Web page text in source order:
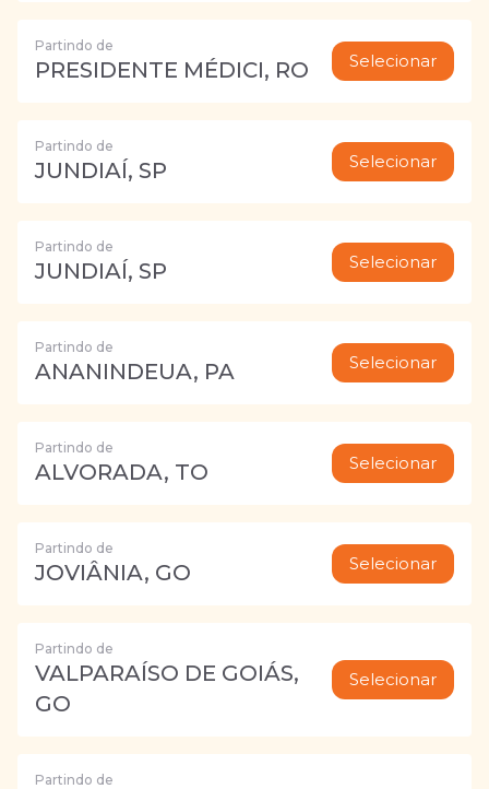
Partindo de
PRESIDENTE MÉDICI, RO Selecionar
Partindo de
JUNDIAÍ, SP Selecionar
Partindo de
JUNDIAÍ, SP Selecionar
Partindo de
ANANINDEUA, PA Selecionar
Partindo de
ALVORADA, TO Selecionar
Partindo de
JOVIÂNIA, GO Selecionar
Partindo de
VALPARAÍSO DE GOIÁS,
GO
Selecionar
Partindo de